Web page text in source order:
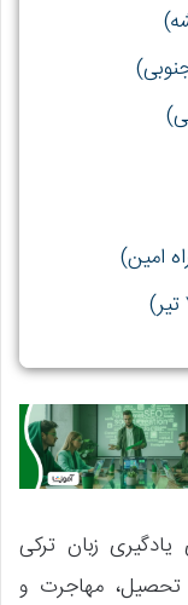
امین)
یادگیری زبان ترکی
تحصیل، مهاجرت و